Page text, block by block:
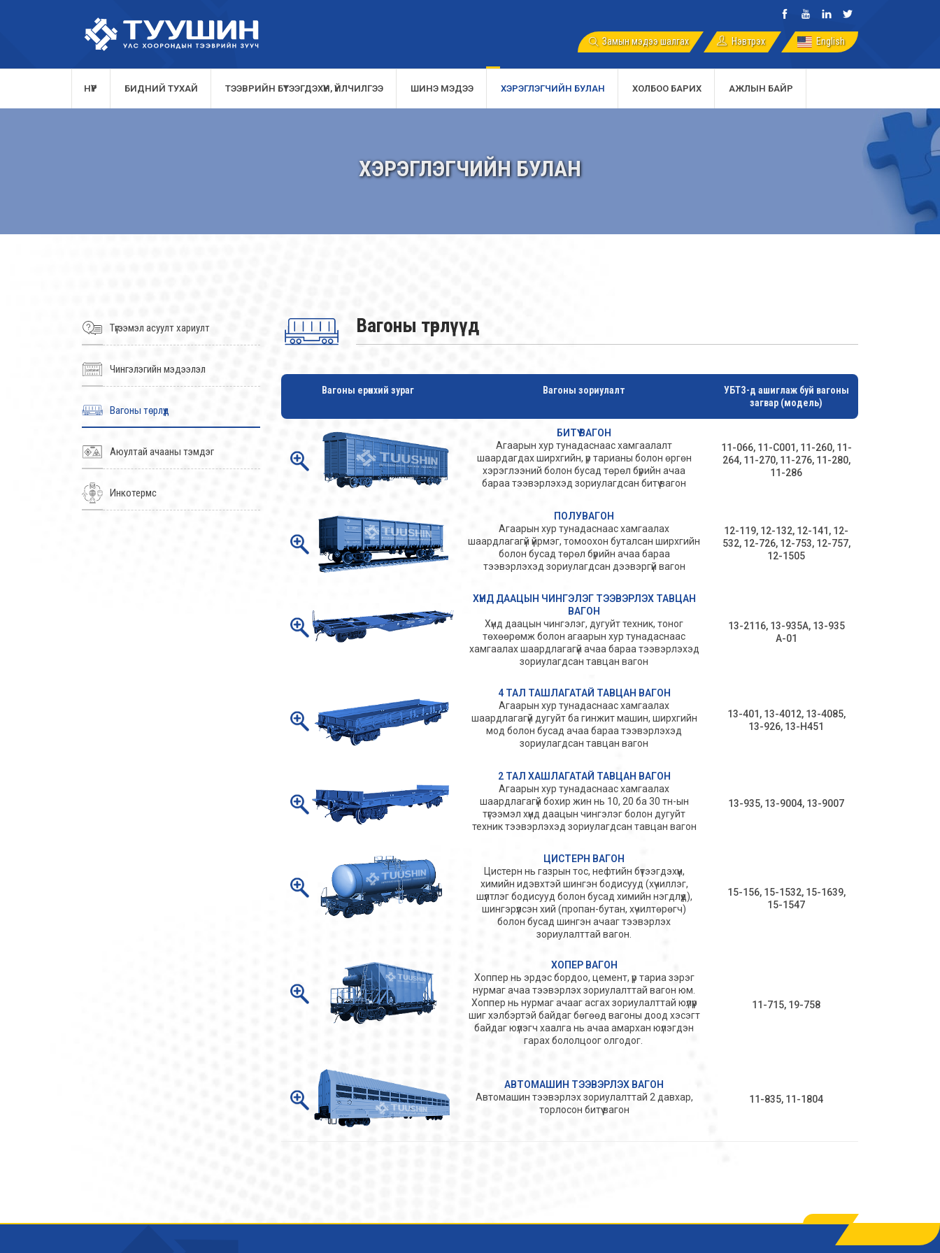
Замын мэдээ шалгах Нэвтрэх English
НҮҮР БИДНИЙ ТУХАЙ ТЭЭВРИЙН БҮТЭЭГДЭХҮҮН, ҮЙЛЧИЛГЭЭ ШИНЭ МЭДЭЭ ХЭРЭГЛЭГЧИЙН БУЛАН ХОЛБОО БАРИХ АЖЛЫН БАЙР
ХЭРЭГЛЭГЧИЙН БУЛАН
Түгээмэл асуулт хариулт
Чингэлэгийн мэдээлэл
Вагоны төрлүүд
Аюултай ачааны тэмдэг
Инкотермс
Вагоны төрлүүд
Вагоны ерөнхий зураг Вагоны зориулалт
УБТЗ-д ашиглаж буй вагоны
загвар (модель)
БИТҮҮ ВАГОН
Агаарын хур тунадаснаас хамгаалалт
шаардагдах ширхгийн, үр тарианы болон өргөн
хэрэглээний болон бусад төрөл бүрийн ачаа
бараа тээвэрлэхэд зориулагдсан битүү вагон
11-066, 11-C001, 11-260, 11-
264, 11-270, 11-276, 11-280,
11-286
ПОЛУВАГОН
Агаарын хур тунадаснаас хамгаалах
шаардлагагүй үйрмэг, томоохон буталсан ширхгийн
болон бусад төрөл бүрийн ачаа бараа
тээвэрлэхэд зориулагдсан дээвэргүй вагон
12-119, 12-132, 12-141, 12-
532, 12-726, 12-753, 12-757,
12-1505
ХҮНД ДААЦЫН ЧИНГЭЛЭГ ТЭЭВЭРЛЭХ ТАВЦАН
ВАГОН
Хүнд даацын чингэлэг, дугуйт техник, тоног
төхөөрөмж болон агаарын хур тунадаснаас
хамгаалах шаардлагагүй ачаа бараа тээвэрлэхэд
зориулагдсан тавцан вагон
13-2116, 13-935А, 13-935
А-01
4 ТАЛ ТАШЛАГАТАЙ ТАВЦАН ВАГОН
Агаарын хур тунадаснаас хамгаалах
шаардлагагүй дугуйт ба гинжит машин, ширхгийн
мод болон бусад ачаа бараа тээвэрлэхэд
зориулагдсан тавцан вагон
13-401, 13-4012, 13-4085,
13-926, 13-H451
2 ТАЛ ХАШЛАГАТАЙ ТАВЦАН ВАГОН
Агаарын хур тунадаснаас хамгаалах
шаардлагагүй бохир жин нь 10, 20 ба 30 тн-ын
түгээмэл хүнд даацын чингэлэг болон дугуйт
техник тээвэрлэхэд зориулагдсан тавцан вагон
13-935, 13-9004, 13-9007
ЦИСТЕРН ВАГОН
Цистерн нь газрын тос, нефтийн бүтээгдэхүүн,
химийн идэвхтэй шингэн бодисууд (хүчиллэг,
шүлтлэг бодисууд болон бусад химийн нэгдлүүд),
шингэрүүлсэн хий (пропан-бутан, хүчилтөрөгч)
болон бусад шингэн ачааг тээвэрлэх
зориулалттай вагон.
15-156, 15-1532, 15-1639,
15-1547
ХОПЕР ВАГОН
Хоппер нь эрдэс бордоо, цемент, үр тариа зэрэг
нурмаг ачаа тээвэрлэх зориулалттай вагон юм.
Хоппер нь нурмаг ачааг асгах зориулалттай юүлүүр
шиг хэлбэртэй байдаг бөгөөд вагоны доод хэсэгт
байдаг юүлэгч хаалга нь ачаа амархан юүлэгдэн
гарах бололцоог олгодог.
11-715, 19-758
АВТОМАШИН ТЭЭВЭРЛЭХ ВАГОН
Автомашин тээвэрлэх зориулалттай 2 давхар,
торлосон битүү вагон
11-835, 11-1804